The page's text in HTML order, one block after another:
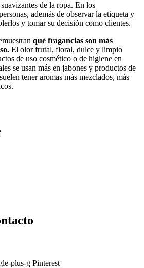
de la ropa. En los
además de observar la etiqueta y
y tomar su decisión como clientes.
qué fragancias son más
El olor frutal, floral, dulce y limpio
de uso cosmético o de higiene en
se usan más en jabones y productos de
tener aromas más mezclados, más
plus-g Pinterest